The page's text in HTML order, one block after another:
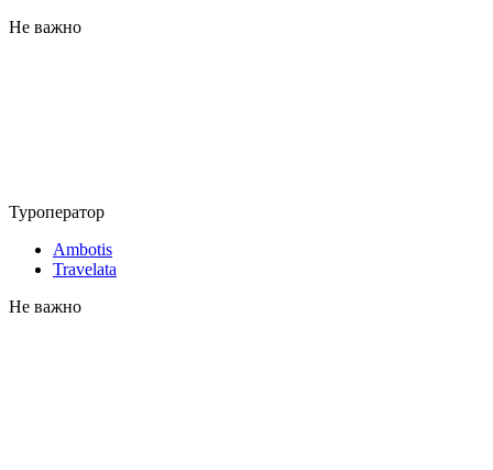
Не важно
Туроператор
Ambotis
Travelata
Не важно